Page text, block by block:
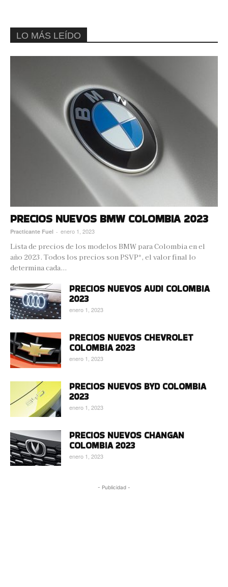
LO MÁS LEÍDO
PRECIOS NUEVOS BMW COLOMBIA 2023
Practicante Fuel - enero 1, 2023
Lista de precios de los modelos BMW para Colombia en el
año 2023. Todos los precios son PSVP*, el valor final lo
determina cada...
PRECIOS NUEVOS AUDI COLOMBIA
2023
enero 1, 2023
PRECIOS NUEVOS CHEVROLET
COLOMBIA 2023
enero 1, 2023
PRECIOS NUEVOS BYD COLOMBIA
2023
enero 1, 2023
PRECIOS NUEVOS CHANGAN
COLOMBIA 2023
enero 1, 2023
- Publicidad -